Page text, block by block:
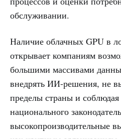
обслуживании.
Наличие облачных GPU в
открывает компаниям
большими массивами
внедрять ИИ-решения, не
пределы страны и соблюдая
национального
высокопроизводительные